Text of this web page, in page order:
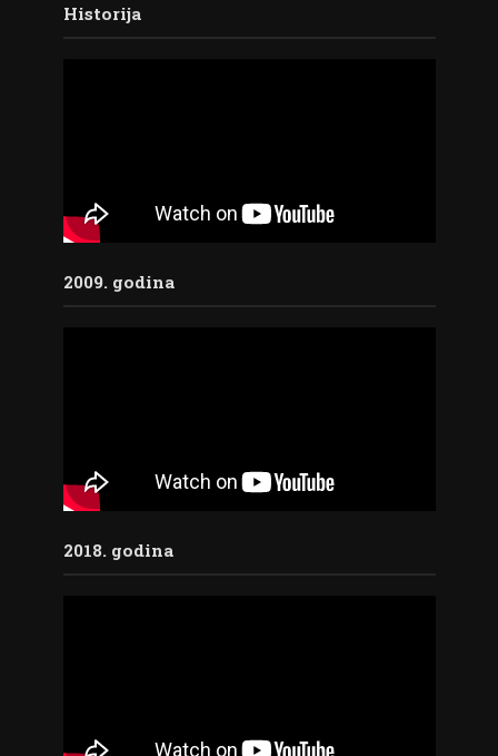
Historija
2009. godina
2018. godina